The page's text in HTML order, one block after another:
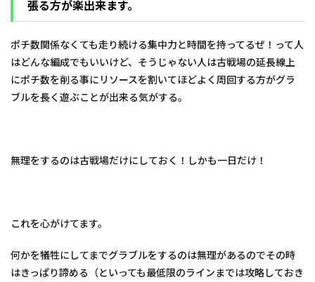
張る方が楽出来ます。
ポチ数関係なくても走り続ける集中力と時間を持ってるぜ！って人
はどんな編成でもいいけど、そうじゃない人は古戦場の延長線上
にポチ数を削る事にリソースを割いてほどよく周回する方がグラ
ブルを長く遊ぶことが出来る気がする。
無理をするのは古戦場だけにしておく！しかも一日だけ！
これを心がけてます。
何かを犠牲にしてまでグラブルをするのは無理があるのでその時
はきっぱり諦める（といっても最低限のラインまでは攻略しておき